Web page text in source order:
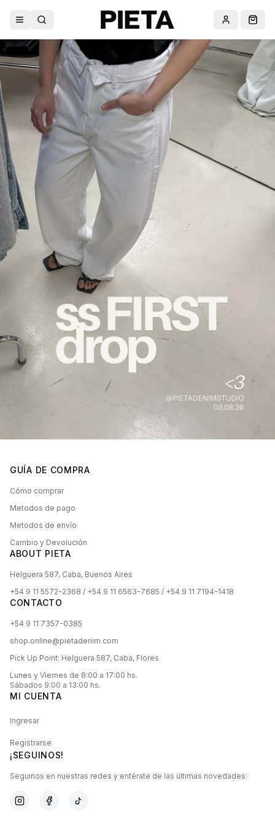
Abrir menú
Buscar Cuenta
GUÍA DE COMPRA
Cómo comprar
Metodos de pago
Metodos de envío
Cambio y Devolución
ABOUT PIETA
Helguera 587, Caba, Buenos Aires
+54 9 11 5572-2368 / +54 9 11 6563-7685 / +54 9 11 7194-1418
CONTACTO
+54 9 11 7357-0385
shop.online@pietadenim.com
Pick Up Point: Helguera 587, Caba, Flores
Lunes y Viernes de 8:00 a 17:00 hs.
Sábados 9:00 a 13:00 hs.
MI CUENTA
Ingresar
Registrarse
¡SEGUINOS!
Seguinos en nuestras redes y entérate de las últimas novedades: